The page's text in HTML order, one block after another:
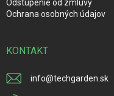
Odstúpenie od zmluvy
Ochrana osobných údajov
KONTAKT
info@techgarden.sk